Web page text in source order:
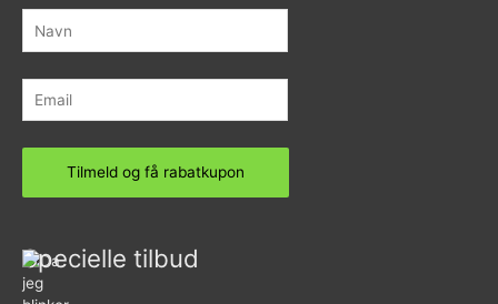
Specielle tilbud